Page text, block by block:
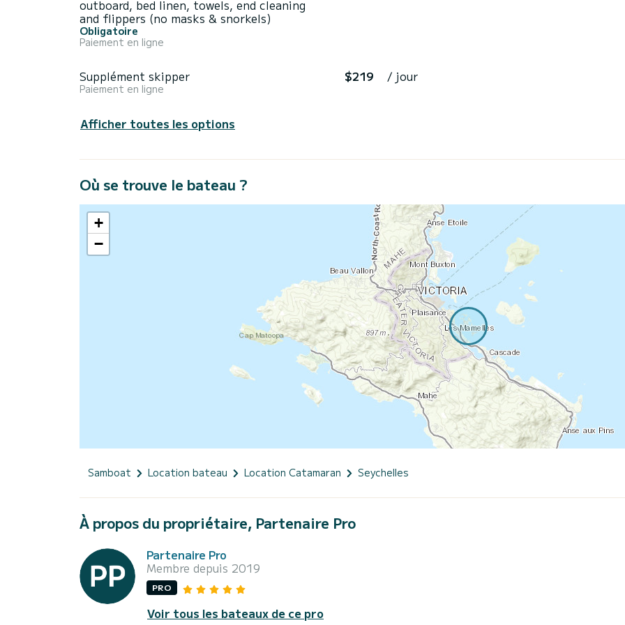
outboard, bed linen, towels, end cleaning
and flippers (no masks & snorkels)
Obligatoire
Paiement en ligne
Supplément skipper
Paiement en ligne
$219 / jour
Afficher toutes les options
Où se trouve le bateau ?
+
−
Samboat Location bateau Location Catamaran Seychelles
À propos du propriétaire, Partenaire Pro
Partenaire Pro
Membre depuis 2019
PRO
Voir tous les bateaux de ce pro